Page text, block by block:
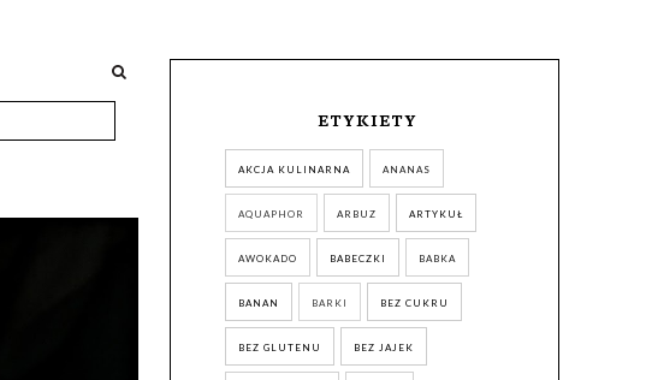
ETYKIETY
AKCJA KULINARNA ANANAS
AQUAPHOR ARBUZ ARTYKUŁ
AWOKADO BABECZKI BABKA
BANAN BARKI BEZ CUKRU
BEZ GLUTENU BEZ JAJEK